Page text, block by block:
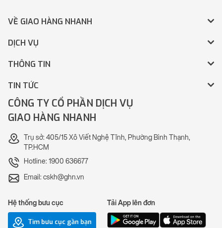
VỀ GIAO HÀNG NHANH
DỊCH VỤ
THÔNG TIN
TIN TỨC
CÔNG TY CỔ PHẦN DỊCH VỤ
GIAO HÀNG NHANH
Trụ sở: 405/15 Xô Viết Nghệ Tĩnh, Phường Bình Thạnh,
TP.HCM
Hotline: 1900 636677
Email: cskh@ghn.vn
Hệ thống bưu cục
Tìm bưu cục gần bạn
Tải App lên đơn